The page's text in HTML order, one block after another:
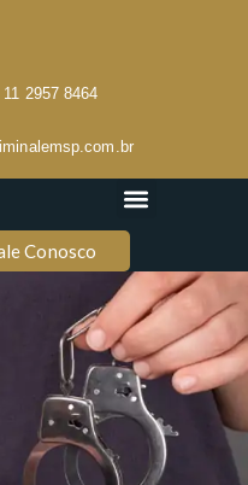
11 2957 8464
Conosco